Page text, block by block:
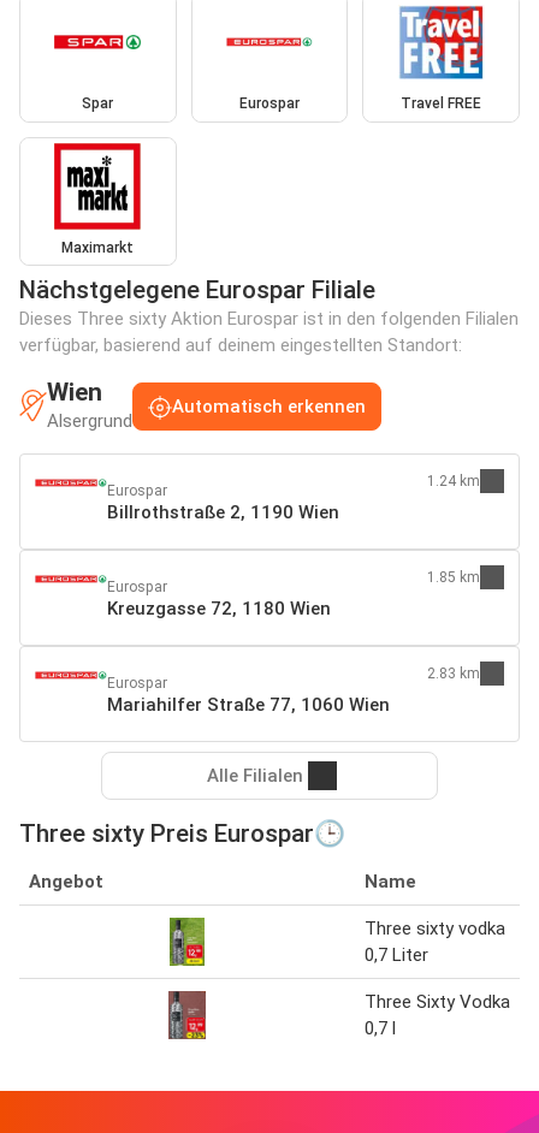
Spar Eurospar Travel FREE
Maximarkt
Nächstgelegene Eurospar Filiale
Dieses Three sixty Aktion Eurospar ist in den folgenden Filialen
verfügbar, basierend auf deinem eingestellten Standort:
Wien
Alsergrund
Automatisch erkennen
Eurospar
Billrothstraße 2, 1190 Wien
1.24 km
Eurospar
Kreuzgasse 72, 1180 Wien
1.85 km
Eurospar
Mariahilfer Straße 77, 1060 Wien
2.83 km
Alle Filialen
Three sixty Preis Eurospar🕒
Angebot Name
Three sixty vodka
0,7 Liter
Three Sixty Vodka
0,7 l